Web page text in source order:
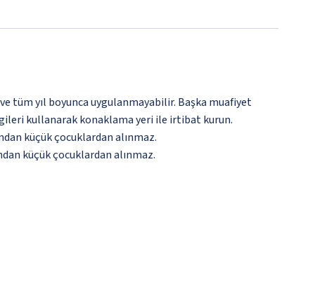
tüm yıl boyunca uygulanmayabilir. Başka muafiyet
kullanarak konaklama yeri ile irtibat kurun.
küçük çocuklardan alınmaz.
küçük çocuklardan alınmaz.